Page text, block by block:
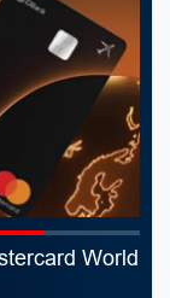
World